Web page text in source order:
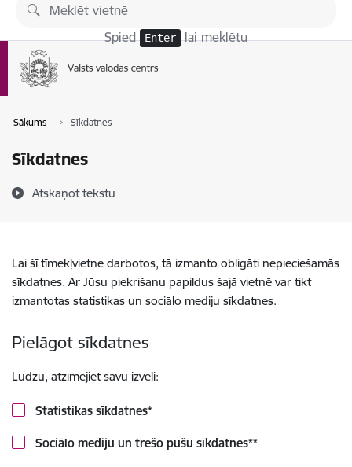
Pāriet uz lapas saturu
Spied Enter lai meklētu
Sākums Sīkdatnes
Sīkdatnes
Atskaņot tekstu
Lai šī tīmekļvietne darbotos, tā izmanto obligāti nepieciešamās
sīkdatnes. Ar Jūsu piekrišanu papildus šajā vietnē var tikt
izmantotas statistikas un sociālo mediju sīkdatnes.
Pielāgot sīkdatnes
Lūdzu, atzīmējiet savu izvēli:
Statistikas sīkdatnes*
Sociālo mediju un trešo pušu sīkdatnes**